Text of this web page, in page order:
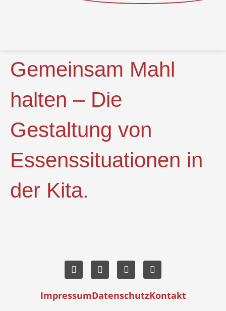
Gemeinsam Mahl
halten – Die
Gestaltung von
Essenssituationen in
der Kita.
ImpressumDatenschutzKontakt